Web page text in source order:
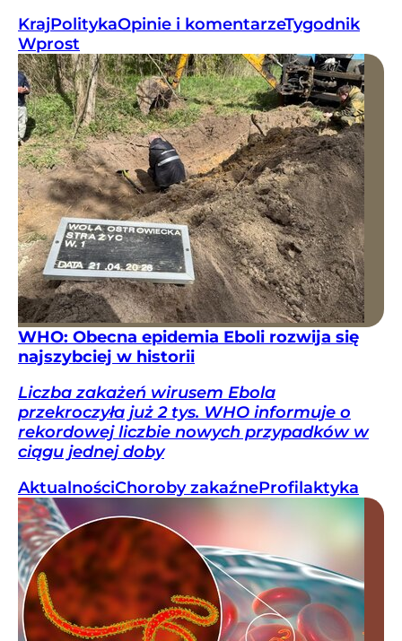
KrajPolitykaOpinie i komentarzeTygodnik
Wprost
WHO: Obecna epidemia Eboli rozwija się
najszybciej w historii
Liczba zakażeń wirusem Ebola
przekroczyła już 2 tys. WHO informuje o
rekordowej liczbie nowych przypadków w
ciągu jednej doby
AktualnościChoroby zakaźneProfilaktyka